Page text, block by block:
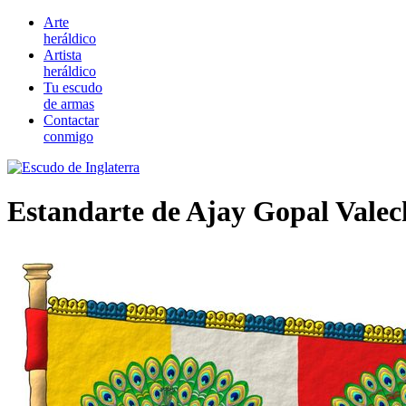
Arte
heráldico
Artista
heráldico
Tu escudo
de armas
Contactar
conmigo
Estandarte de Ajay Gopal